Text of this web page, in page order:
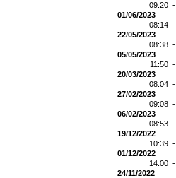
09:20 -
01/06/2023
08:14 -
22/05/2023
08:38 -
05/05/2023
11:50 -
20/03/2023
08:04 -
27/02/2023
09:08 -
06/02/2023
08:53 -
19/12/2022
10:39 -
01/12/2022
14:00 -
24/11/2022